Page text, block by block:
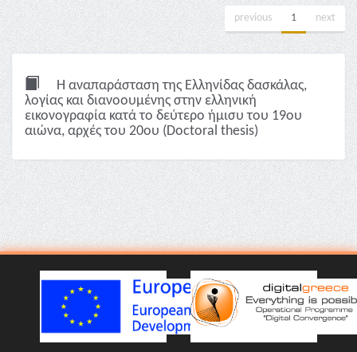
previous 1 next
Η αναπαράσταση της Ελληνίδας δασκάλας,
λoγίας και διανοουμένης στην ελληνική
εικονογραφία κατά το δεύτερο ήμισυ του 19ου
αιώνα, αρχές του 20ου (Doctoral thesis)